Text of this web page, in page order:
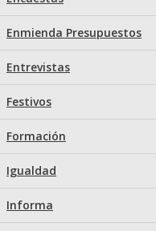
Enmienda Presupuestos
Entrevistas
Festivos
Formación
Igualdad
Informa